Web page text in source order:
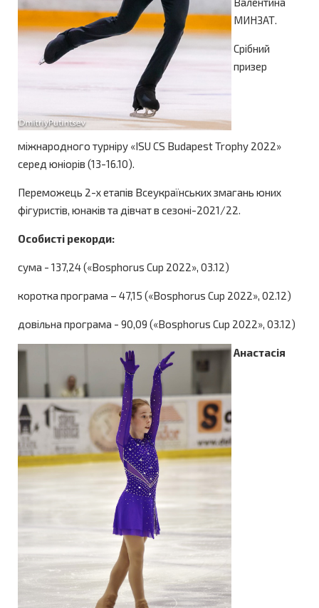
МИНЗАТ.
Срібний
призер
міжнародного турніру «ISU CS Budapest Trophy 2022»
серед юніорів (13-16.10).
Переможець 2-х етапів Всеукраїнських змагань юних
фігуристів, юнаків та дівчат в сезоні-2021/22.
Особисті рекорди:
сума - 137,24 («Bosphorus Cup 2022», 03.12)
коротка програма – 47,15 («Bosphorus Cup 2022», 02.12)
довільна програма - 90,09 («Bosphorus Cup 2022», 03.12)
Анастасія